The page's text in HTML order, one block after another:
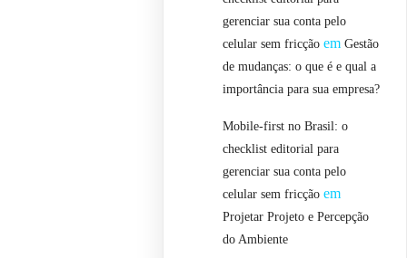
gerenciar sua conta pelo
celular sem fricção emGestão
de mudanças: o que é e qual a
importância para sua empresa?
Mobile-first no Brasil: o
checklist editorial para
gerenciar sua conta pelo
celular sem fricção em
Projetar Projeto e Percepção
do Ambiente